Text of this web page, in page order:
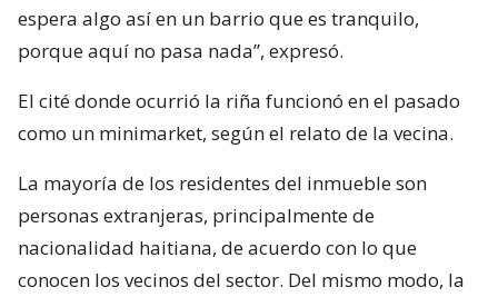
espera algo así en un barrio que es tranquilo,
porque aquí no pasa nada”, expresó.
El cité donde ocurrió la riña funcionó en el pasado
como un minimarket, según el relato de la vecina.
La mayoría de los residentes del inmueble son
personas extranjeras, principalmente de
nacionalidad haitiana, de acuerdo con lo que
conocen los vecinos del sector. Del mismo modo, la